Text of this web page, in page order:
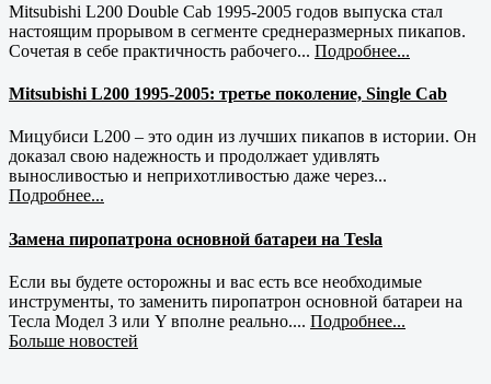
Mitsubishi L200 Double Cab 1995-2005 годов выпуска стал
настоящим прорывом в сегменте среднеразмерных пикапов.
Сочетая в себе практичность рабочего... Подробнее...
Mitsubishi L200 1995-2005: третье поколение, Single Cab
Мицубиси L200 – это один из лучших пикапов в истории. Он
доказал свою надежность и продолжает удивлять
выносливостью и неприхотливостью даже через...
Подробнее...
Замена пиропатрона основной батареи на Tesla
Если вы будете осторожны и вас есть все необходимые
инструменты, то заменить пиропатрон основной батареи на
Тесла Модел 3 или Y вполне реально.... Подробнее...
Больше новостей